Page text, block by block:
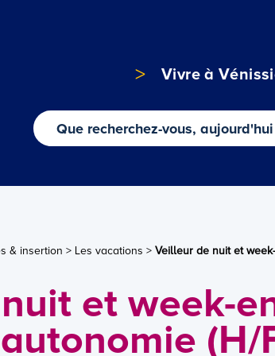
Vivre à
& insertion > Les vacations >Veilleur de nuit et
et week-
(H/